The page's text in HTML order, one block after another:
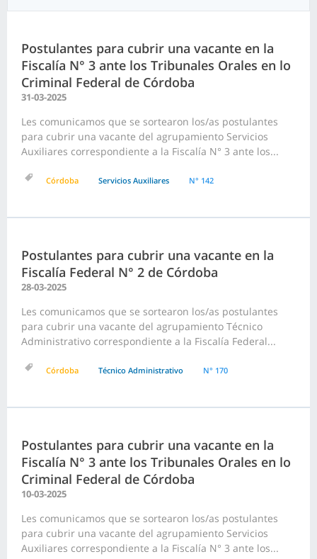
Postulantes para cubrir una vacante en la
Fiscalía N° 3 ante los Tribunales Orales en lo
Criminal Federal de Córdoba
31-03-2025
Les comunicamos que se sortearon los/as postulantes
para cubrir una vacante del agrupamiento Servicios
Auxiliares correspondiente a la Fiscalía N° 3 ante los...
Córdoba Servicios Auxiliares N° 142
Postulantes para cubrir una vacante en la
Fiscalía Federal N° 2 de Córdoba
28-03-2025
Les comunicamos que se sortearon los/as postulantes
para cubrir una vacante del agrupamiento Técnico
Administrativo correspondiente a la Fiscalía Federal...
Córdoba Técnico Administrativo N° 170
Postulantes para cubrir una vacante en la
Fiscalía N° 3 ante los Tribunales Orales en lo
Criminal Federal de Córdoba
10-03-2025
Les comunicamos que se sortearon los/as postulantes
para cubrir una vacante del agrupamiento Servicios
Auxiliares correspondiente a la Fiscalía N° 3 ante los...